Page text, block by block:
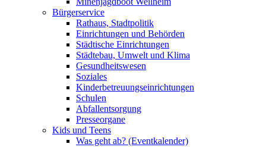
Bürgerservice
Rathaus, Stadtpolitik
Einrichtungen und Behörden
Städtische Einrichtungen
Städtebau, Umwelt und Klima
Gesundheitswesen
Soziales
Kinderbetreuungseinrichtungen
Schulen
Abfallentsorgung
Presseorgane
Kids und Teens
Was geht ab? (Eventkalender)